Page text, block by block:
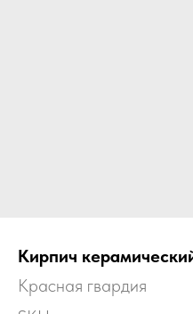
Кирпич
Красная гвардия